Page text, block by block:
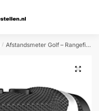
/ Afstandsmeter Golf – Rangefinder – Golf Accessoires